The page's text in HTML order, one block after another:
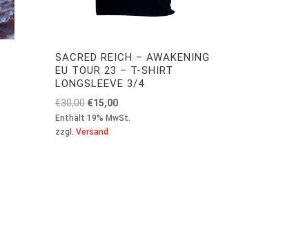
SACRED REICH – AWAKENING
EU TOUR 23 – T-SHIRT
LONGSLEEVE 3/4
€30,00 Ursprünglicher
Preis
war:
€15,00Aktueller
Preis
Enthält 19% MwSt.
zzgl.Versand